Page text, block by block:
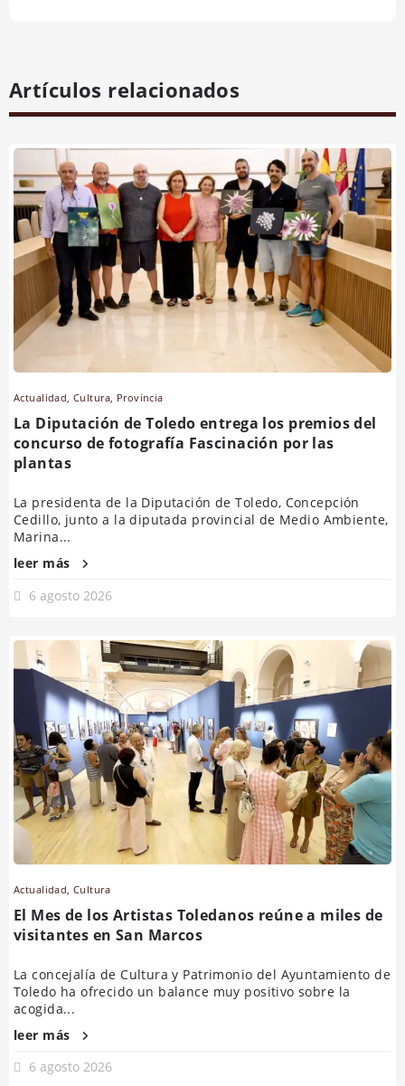
Artículos relacionados
Actualidad,Cultura, Provincia
La Diputación de Toledo entrega los premios del
concurso de fotografía Fascinación por las
plantas
La presidenta de la Diputación de Toledo, Concepción
Cedillo, junto a la diputada provincial de Medio Ambiente,
Marina...
leer más
6 agosto 2026
Actualidad,Cultura
El Mes de los Artistas Toledanos reúne a miles de
visitantes en San Marcos
La concejalía de Cultura y Patrimonio del Ayuntamiento de
Toledo ha ofrecido un balance muy positivo sobre la
acogida...
leer más
6 agosto 2026